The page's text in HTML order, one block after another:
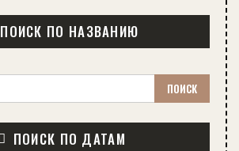
ПОИСК ПО НАЗВАНИЮ
ПОИСК ПО ДАТАМ